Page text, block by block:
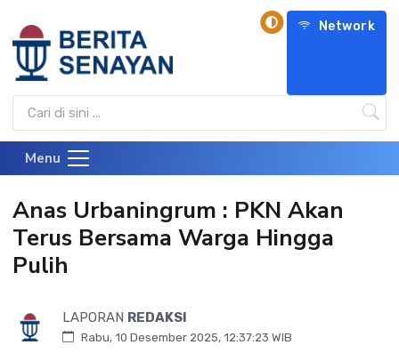
Network
Menu
Anas Urbaningrum : PKN Akan
Terus Bersama Warga Hingga
Pulih
LAPORAN REDAKSI
Rabu, 10 Desember 2025, 12:37:23 WIB